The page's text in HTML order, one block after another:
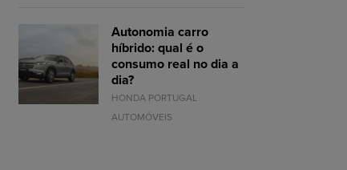
Autonomia carro
híbrido: qual é o
consumo real no dia a
dia?
HONDA PORTUGAL
AUTOMÓVEIS